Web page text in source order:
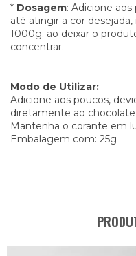
* Dosagem: Adicione
até atingir a cor
1000g; ao deixar o
concentrar.
Modo de Utilizar:
Adicione aos poucos,
diretamente ao
Mantenha o corante em
Embalagem com: 25g